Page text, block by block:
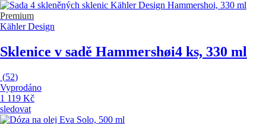
Premium
Kähler Design
Sklenice v sadě Hammershøi4 ks, 330 ml
(52)
Vyprodáno
1 119 Kč
sledovat